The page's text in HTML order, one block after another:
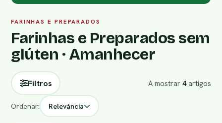
FARINHAS E PREPARADOS
Farinhas e Preparados sem
glúten · Amanhecer
Filtros A mostrar 4artigos
Ordenar: Relevância